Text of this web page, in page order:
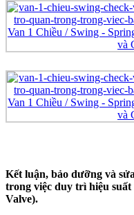
Kết luận, bảo dưỡng và
trong việc duy trì hiệu
Valve).